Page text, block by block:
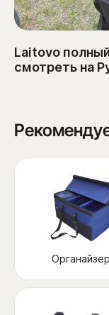
Laitovo
смотреть на